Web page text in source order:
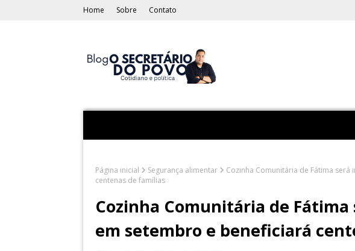
Home Sobre Contato
Página inicial Segurança alimentar
Cozinha Comunitária de Fátima
centenas de famílias
Cozinha Comunitária de
em setembro e beneficiará